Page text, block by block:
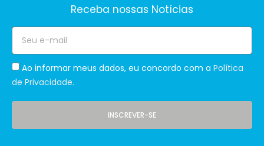
Receba nossas Notícias
Ao informar meus dados, eu concordo com a Política
de Privacidade.
INSCREVER-SE